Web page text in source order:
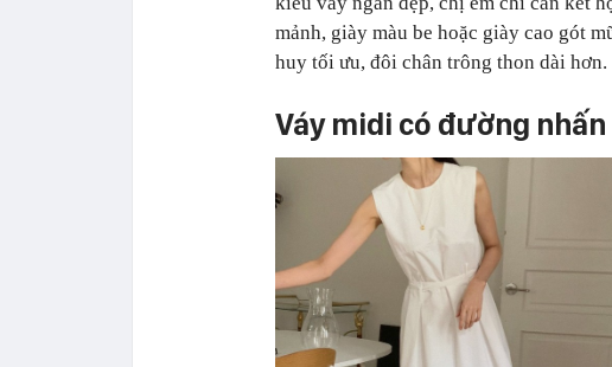
mảnh, giày màu be hoặc giày cao gót
huy tối ưu, đôi chân trông thon dài hơn.
Váy midi có đường nhấn